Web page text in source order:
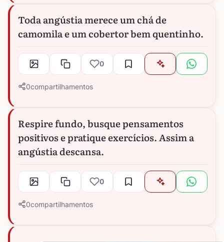
Toda angústia merece um chá de
camomila e um cobertor bem quentinho.
0
0compartilhamentos
Respire fundo, busque pensamentos
positivos e pratique exercícios. Assim a
angústia descansa.
0
0compartilhamentos